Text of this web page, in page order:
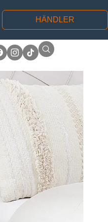
HÄNDLER